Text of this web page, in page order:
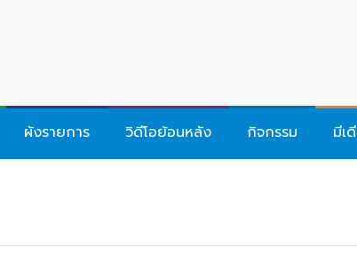
ผังรายการ วิดีโอย้อนหลัง กิจกรรม มีเ